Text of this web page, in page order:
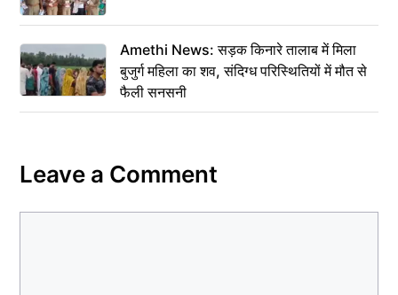
Amethi News: सड़क किनारे तालाब में मिला
बुजुर्ग महिला का शव, संदिग्ध परिस्थितियों में मौत से
फैली सनसनी
Leave a Comment